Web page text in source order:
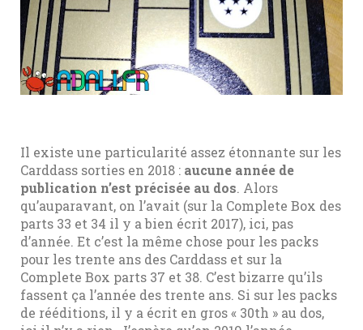
Il existe une particularité assez étonnante sur les
Carddass sorties en 2018 : aucune année de
publication n’est précisée au dos. Alors
qu’auparavant, on l’avait (sur la Complete Box des
parts 33 et 34 il y a bien écrit 2017), ici, pas
d’année. Et c’est la même chose pour les packs
pour les trente ans des Carddass et sur la
Complete Box parts 37 et 38. C’est bizarre qu’ils
fassent ça l’année des trente ans. Si sur les packs
de rééditions, il y a écrit en gros « 30th » au dos,